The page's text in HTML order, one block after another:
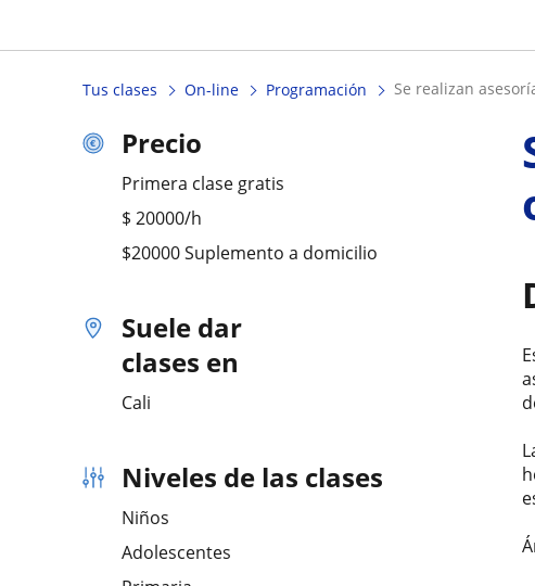
Tus clases On-line Programación se realizan
Precio
Primera clase gratis
$ 20000/h
$20000 Suplemento a domicilio
Suele dar
clases en
Cali
Niveles de las clases
Niños
Adolescentes